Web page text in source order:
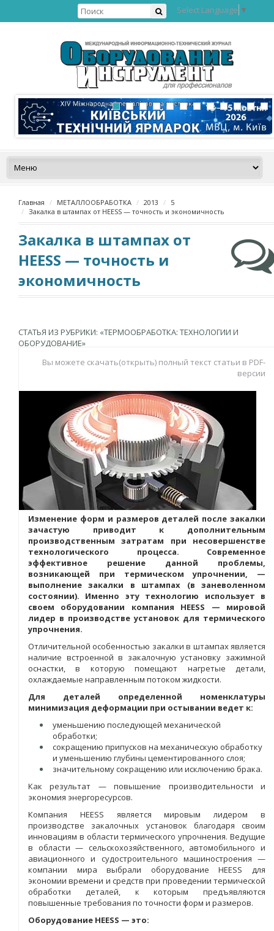
Select Language ▼
Главная МЕТАЛЛООБРАБОТКА 2013
5
Закалка в штампах от HEESS — точность и экономичность
Закалка в штампах от
HEESS — точность и
экономичность
СТАТЬЯ ИЗ РУБРИКИ: «ТЕРМООБРАБОТКА: ТЕХНОЛОГИИ И
ОБОРУДОВАНИЕ»
Вы можете скачать(открыть) полный текст статьи в PDF-
версии
Изменение форм и размеров деталей после закалки
зачастую приводит к дополнительным
производственным затратам при несовершенстве
технологического процесса. Современное
эффективное решение данной проблемы,
возникающей при термическом упрочнении, —
выполнение закалки в штампах (в заневоленном
состоянии). Именно эту технологию использует в
своем оборудовании компания HEESS — мировой
лидер в производстве установок для термического
упрочнения.
Отличительной особенностью закалки в штампах является
наличие встроенной в закалочную установку зажимной
оснастки, в которую помещают нагретые детали,
охлаждаемые направленным потоком жидкости.
Для деталей определенной номенклатуры
минимизация деформации при остывании ведет к:
уменьшению последующей механической
обработки;
сокращению припусков на механическую обработку
и уменьшению глубины цементированного слоя;
значительному сокращению или исключению брака.
Как результат — повышение производительности и
экономия энергоресурсов.
Компания HEESS является мировым лидером в
производстве закалочных установок благодаря своим
инновациям в области термического упрочнения. Ведущие
в области — сельскохозяйственного, автомобильного и
авиационного и судостроительного машиностроения —
компании мира выбрали оборудование HEESS для
экономии времени и средств при проведении термической
обработки деталей, к которым предъявляются
повышенные требования по точности форм и размеров.
Оборудование HEESS — это: